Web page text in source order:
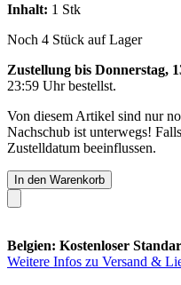
Inhalt: 1 Stk
Noch 4 Stück auf Lager
Zustellung bis Donnerstag,
23:59 Uhrbestellst.
Von diesem Artikel sind nur
Nachschub ist unterwegs!
Zustelldatum beeinflussen.
In den Warenkorb
Belgien: Kostenloser
Weitere Infos zu Versand &